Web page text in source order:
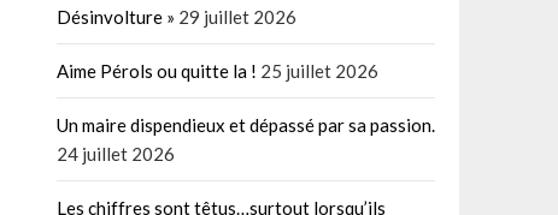
Désinvolture » 29 juillet 2026
Aime Pérols ou quitte la ! 25 juillet 2026
Un maire dispendieux et dépassé par sa passion.
24 juillet 2026
Les chiffres sont têtus…surtout lorsqu’ils